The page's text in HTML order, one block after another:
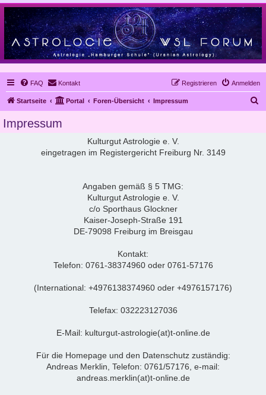
FAQ Kontakt Anmelden
Registrieren
Startseite Portal Foren-Übersicht Impressum
Impressum
Kulturgut Astrologie e. V.
eingetragen im Registergericht Freiburg Nr. 3149
Angaben gemäß § 5 TMG:
Kulturgut Astrologie e. V.
c/o Sporthaus Glockner
Kaiser-Joseph-Straße 191
DE-79098 Freiburg im Breisgau
Kontakt:
Telefon: 0761-38374960 oder 0761-57176
(International: +4976138374960 oder +4976157176)
Telefax: 032223127036
E-Mail: kulturgut-astrologie(at)t-online.de
Für die Homepage und den Datenschutz zuständig:
Andreas Merklin, Telefon: 0761/57176, e-mail:
andreas.merklin(at)t-online.de